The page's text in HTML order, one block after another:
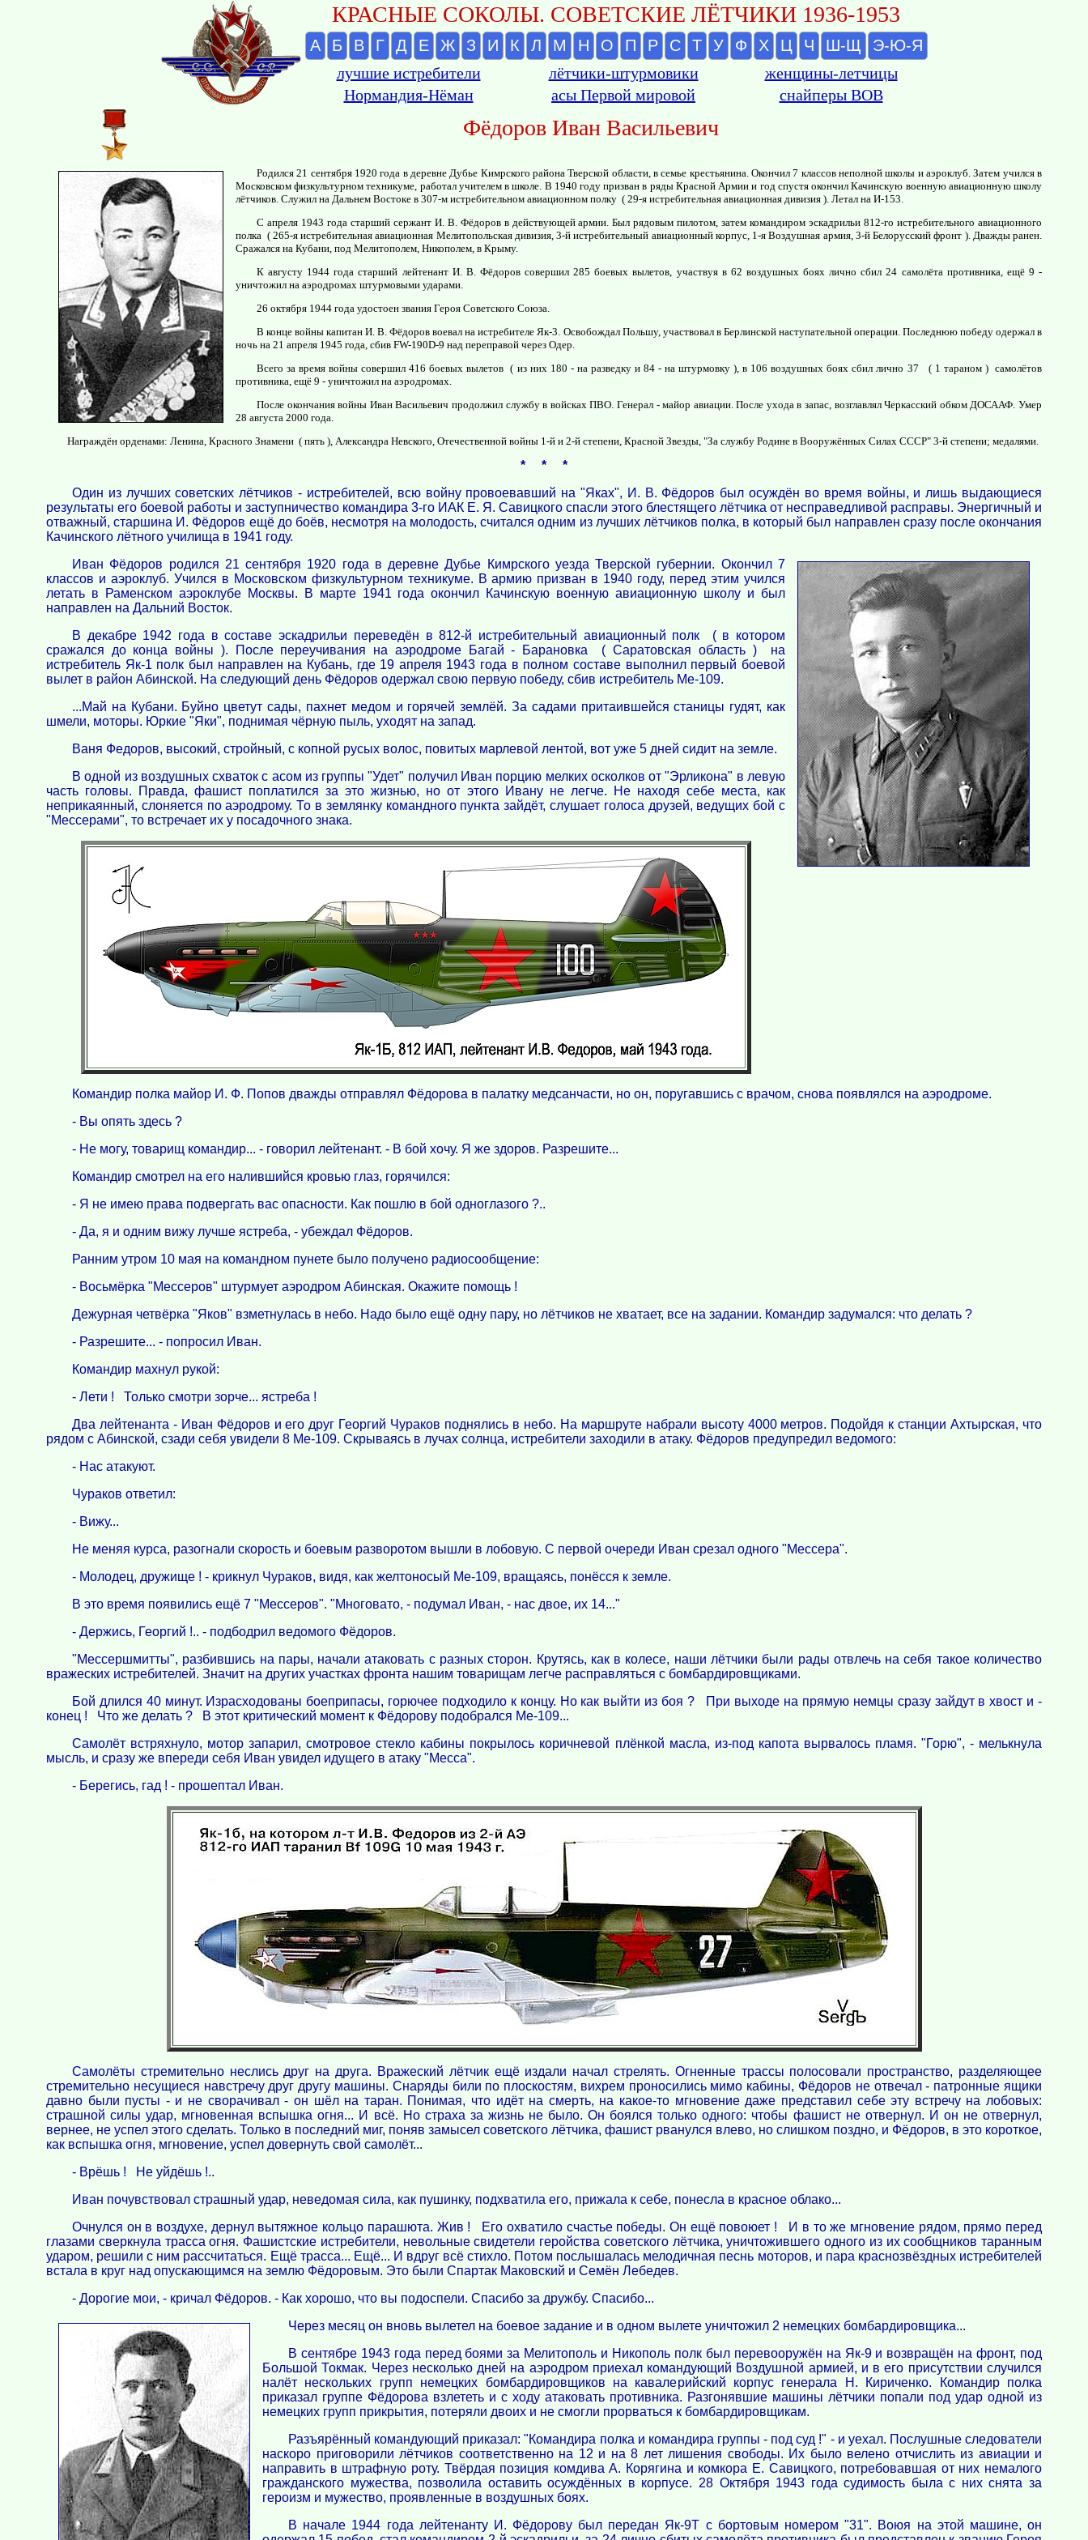
КРАСНЫЕ СОКОЛЫ. СОВЕТСКИЕ ЛЁТЧИКИ 1936-1953
А Б В Г Д Е Ж З И К Л М Н О П Р С Т У Ф Х Ц Ч Ш-Щ
Э-Ю-Я
лучшие истребители
лётчики-штурмовики
женщины-летчицы
Нормандия-Нёман
асы Первой мировой снайперы ВОВ
Фёдоров Иван Васильевич
Родился 21 сентября 1920 года в деревне Дубье Кимрского района Тверской области, в семье крестьянина. Окончил 7 классов неполной школы и аэроклуб. Затем учился в
Московском физкультурном техникуме, работал учителем в школе. В 1940 году призван в ряды Красной Армии и год спустя окончил Качинскую военную авиационную школу
лётчиков. Служил на Дальнем Востоке в 307-м истребительном авиационном полку ( 29-я истребительная авиационная дивизия ). Летал на И-153.
С апреля 1943 года старший сержант И. В. Фёдоров в действующей армии. Был рядовым пилотом, затем командиром эскадрильи 812-го истребительного авиационного
полка ( 265-я истребительная авиационная Мелитопольская дивизия, 3-й истребительный авиационный корпус, 1-я Воздушная армия, 3-й Белорусский фронт ). Дважды ранен.
Сражался на Кубани, под Мелитополем, Никополем, в Крыму.
К августу 1944 года старший лейтенант И. В. Фёдоров совершил 285 боевых вылетов, участвуя в 62 воздушных боях лично сбил 24 самолёта противника, ещё 9 -
уничтожил на аэродромах штурмовыми ударами.
26 октября 1944 года удостоен звания Героя Советского Союза.
В конце войны капитан И. В. Фёдоров воевал на истребителе Як-3. Освобождал Польшу, участвовал в Берлинской наступательной операции. Последнюю победу одержал в
ночь на 21 апреля 1945 года, сбив FW-190D-9 над переправой через Одер.
Всего за время войны совершил 416 боевых вылетов ( из них 180 - на разведку и 84 - на штурмовку ), в 106 воздушных боях сбил лично 37 ( 1 тараном ) самолётов
противника, ещё 9 - уничтожил на аэродромах.
После окончания войны Иван Васильевич продолжил службу в войсках ПВО. Генерал - майор авиации. После ухода в запас, возглавлял Черкасский обком ДОСААФ. Умер
28 августа 2000 года.
Награждён орденами: Ленина, Красного Знамени ( пять ), Александра Невского, Отечественной войны 1-й и 2-й степени, Красной Звезды, "За службу Родине в Вооружённых Силах СССР" 3-й степени; медалями.
* * *
Один из лучших советских лётчиков - истребителей, всю войну провоевавший на "Яках", И. В. Фёдоров был осуждён во время войны, и лишь выдающиеся
результаты его боевой работы и заступничество командира 3-го ИАК Е. Я. Савицкого спасли этого блестящего лётчика от несправедливой расправы. Энергичный и
отважный, старшина И. Фёдоров ещё до боёв, несмотря на молодость, считался одним из лучших лётчиков полка, в который был направлен сразу после окончания
Качинского лётного училища в 1941 году.
Иван Фёдоров родился 21 сентября 1920 года в деревне Дубье Кимрского уезда Тверской губернии. Окончил 7
классов и аэроклуб. Учился в Московском физкультурном техникуме. В армию призван в 1940 году, перед этим учился
летать в Раменском аэроклубе Москвы. В марте 1941 года окончил Качинскую военную авиационную школу и был
направлен на Дальний Восток.
В декабре 1942 года в составе эскадрильи переведён в 812-й истребительный авиационный полк ( в котором
сражался до конца войны ). После переучивания на аэродроме Багай - Барановка ( Саратовская область ) на
истребитель Як-1 полк был направлен на Кубань, где 19 апреля 1943 года в полном составе выполнил первый боевой
вылет в район Абинской. На следующий день Фёдоров одержал свою первую победу, сбив истребитель Ме-109.
...Май на Кубани. Буйно цветут сады, пахнет медом и горячей землёй. За садами притаившейся станицы гудят, как
шмели, моторы. Юркие "Яки", поднимая чёрную пыль, уходят на запад.
Ваня Федоров, высокий, стройный, с копной русых волос, повитых марлевой лентой, вот уже 5 дней сидит на земле.
В одной из воздушных схваток с асом из группы "Удет" получил Иван порцию мелких осколков от "Эрликона" в левую
часть головы. Правда, фашист поплатился за это жизнью, но от этого Ивану не легче. Не находя себе места, как
неприкаянный, слоняется по аэродрому. То в землянку командного пункта зайдёт, слушает голоса друзей, ведущих бой с
"Мессерами", то встречает их у посадочного знака.
Командир полка майор И. Ф. Попов дважды отправлял Фёдорова в палатку медсанчасти, но он, поругавшись с врачом, снова появлялся на аэродроме.
- Вы опять здесь ?
- Не могу, товарищ командир... - говорил лейтенант. - В бой хочу. Я же здоров. Разрешите...
Командир смотрел на его налившийся кровью глаз, горячился:
- Я не имею права подвергать вас опасности. Как пошлю в бой одноглазого ?..
- Да, я и одним вижу лучше ястреба, - убеждал Фёдоров.
Ранним утром 10 мая на командном пунете было получено радиосообщение:
- Восьмёрка "Meccеров" штурмует аэродром Абинская. Окажите помощь !
Дежурная четвёрка "Яков" взметнулась в небо. Надо было ещё одну пару, но лётчиков не хватает, все на задании. Командир задумался: что делать ?
- Разрешите... - попросил Иван.
Командир махнул рукой:
- Лети ! Только смотри зорче... ястреба !
Два лейтенанта - Иван Фёдоров и его друг Георгий Чураков поднялись в небо. На маршруте набрали высоту 4000 метров. Подойдя к станции Ахтырская, что
рядом с Абинской, сзади себя увидели 8 Me-109. Скрываясь в лучах солнца, истребители заходили в атаку. Фёдоров предупредил ведомого:
- Нас атакуют.
Чураков ответил:
- Вижу...
Не меняя курса, разогнали скорость и боевым разворотом вышли в лобовую. С первой очереди Иван срезал одного "Мессера".
- Молодец, дружище ! - крикнул Чураков, видя, как желтоносый Ме-109, вращаясь, понёсся к земле.
В это время появились ещё 7 "Meссеров". "Многовато, - подумал Иван, - нас двое, их 14..."
- Держись, Георгий !.. - подбодрил ведомого Фёдоров.
"Мессершмитты", разбившись на пары, начали атаковать с разных сторон. Крутясь, как в колесе, наши лётчики были рады отвлечь на себя такое количество
вражеских истребителей. Значит на других участках фронта нашим товарищам легче расправляться с бомбардировщиками.
Бой длился 40 минут. Израсходованы боеприпасы, горючее подходило к концу. Но как выйти из боя ? При выходе на прямую немцы сразу зайдут в хвост и -
конец ! Что же делать ? В этот критический момент к Фёдорову подобрался Ме-109...
Самолёт встряхнуло, мотор запарил, смотровое стекло кабины покрылось коричневой плёнкой масла, из-под капота вырвалось пламя. "Горю", - мелькнула
мысль, и сразу же впереди себя Иван увидел идущего в атаку "Месса".
- Берегись, гад ! - прошептал Иван.
Самолёты стремительно неслись друг на друга. Вражеский лётчик ещё издали начал стрелять. Огненные трассы полосовали пространство, разделяющее
стремительно несущиеся навстречу друг другу машины. Снаряды били по плоскостям, вихрем проносились мимо кабины, Фёдоров не отвечал - патронные ящики
давно были пусты - и не сворачивал - он шёл на таран. Понимая, что идёт на смерть, на какое-то мгновение даже представил себе эту встречу на лобовых:
страшной силы удар, мгновенная вспышка огня... И всё. Но страха за жизнь не было. Он боялся только одного: чтобы фашист не отвернул. И он не отвернул,
вернее, не успел этого сделать. Только в последний миг, поняв замысел советского лётчика, фашист рванулся влево, но слишком поздно, и Фёдоров, в это короткое,
как вспышка огня, мгновение, успел довернуть свой самолёт...
- Врёшь ! Не уйдёшь !..
Иван почувствовал страшный удар, неведомая сила, как пушинку, подхватила его, прижала к себе, понесла в красное облако...
Очнулся он в воздухе, дернул вытяжное кольцо парашюта. Жив ! Его охватило счастье победы. Он ещё повоюет ! И в то же мгновение рядом, прямо перед
глазами сверкнула трасса огня. Фашистские истребители, невольные свидетели геройства советского лётчика, уничтожившего одного из их сообщников таранным
ударом, решили с ним рассчитаться. Ещё трасса... Ещё... И вдруг всё стихло. Потом послышалась мелодичная песнь моторов, и пара краснозвёздных истребителей
встала в круг над опускающимся на землю Фёдоровым. Это были Спартак Маковский и Семён Лебедев.
- Дорогие мои, - кричал Фёдоров. - Как хорошо, что вы подоспели. Спасибо за дружбу. Спасибо...
Через месяц он вновь вылетел на боевое задание и в одном вылете уничтожил 2 немецких бомбардировщика...
В сентябре 1943 года перед боями за Мелитополь и Никополь полк был перевооружён на Як-9 и возвращён на фронт, под
Большой Токмак. Через несколько дней на аэродром приехал командующий Воздушной армией, и в его присутствии случился
налёт нескольких групп немецких бомбардировщиков на кавалерийский корпус генерала Н. Кириченко. Командир полка
приказал группе Фёдорова взлететь и с ходу атаковать противника. Разгонявшие машины лётчики попали под удар одной из
немецких групп прикрытия, потеряли двоих и не смогли прорваться к бомбардировщикам.
Разъярённый командующий приказал: "Командира полка и командира группы - под суд !" - и уехал. Послушные следователи
наскоро приговорили лётчиков соответственно на 12 и на 8 лет лишения свободы. Их было велено отчислить из авиации и
направить в штрафную роту. Твёрдая позиция комдива А. Корягина и комкора Е. Савицкого, потребовавшая от них немалого
гражданского мужества, позволила оставить осуждённых в корпусе. 28 Октября 1943 года судимость была с них снята за
героизм и мужество, проявленные в воздушных боях.
В начале 1944 года лейтенанту И. Фёдорову был передан Як-9Т с бортовым номером "31". Воюя на этой машине, он